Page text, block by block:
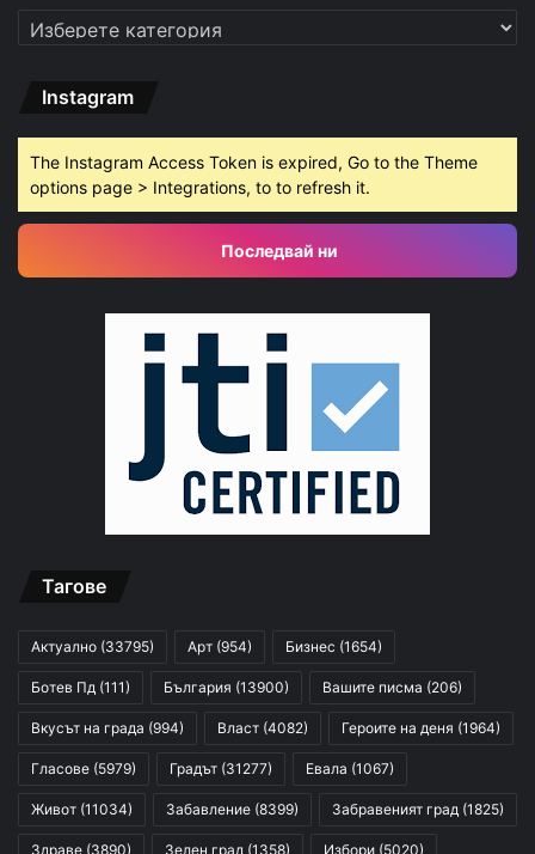
Категории
Instagram
The Instagram Access Token is expired, Go to the Theme
options page > Integrations, to to refresh it.
Последвай ни
Тагове
Актуално (33795) Арт (954) Бизнес (1654)
Ботев Пд (111) България (13900) Вашите писма (206)
Вкусът на града (994) Власт (4082) Героите на деня (1964)
Гласове (5979) Градът (31277) Евала (1067)
Живот (11034) Забавление (8399) Забравеният град (1825)
Здраве (3890) Зелен град (1358) Избори (5020)